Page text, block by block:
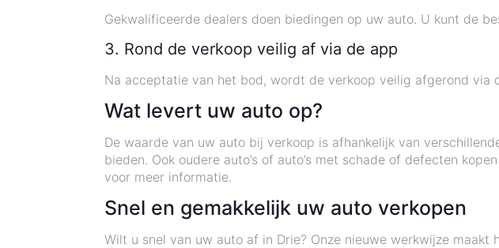
Gekwalificeerde dealers doen biedingen op uw auto. U kunt de
3. Rond de verkoop veilig af via de app
Na acceptatie van het bod, wordt de verkoop veilig afgerond
Wat levert uw auto op?
De waarde van uw auto bij verkoop is afhankelijk van
bieden. Ook oudere auto’s of auto’s met schade of defecten
voor meer informatie.
Snel en gemakkelijk uw auto verkopen
Wilt u snel van uw auto af in Drie? Onze nieuwe werkwijze